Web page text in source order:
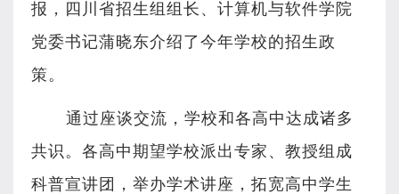
报，四川省招生组组长、计算机与软件学院
党委书记蒲晓东介绍了今年学校的招生政
策。
通过座谈交流，学校和各高中达成诸多
共识。各高中期望学校派出专家、教授组成
科普宣讲团，举办学术讲座，拓宽高中学生